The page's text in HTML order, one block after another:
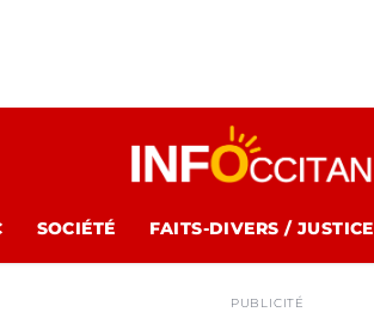
SOCIÉTÉ FAITS-DIVERS / JUSTICE
PUBLICITÉ